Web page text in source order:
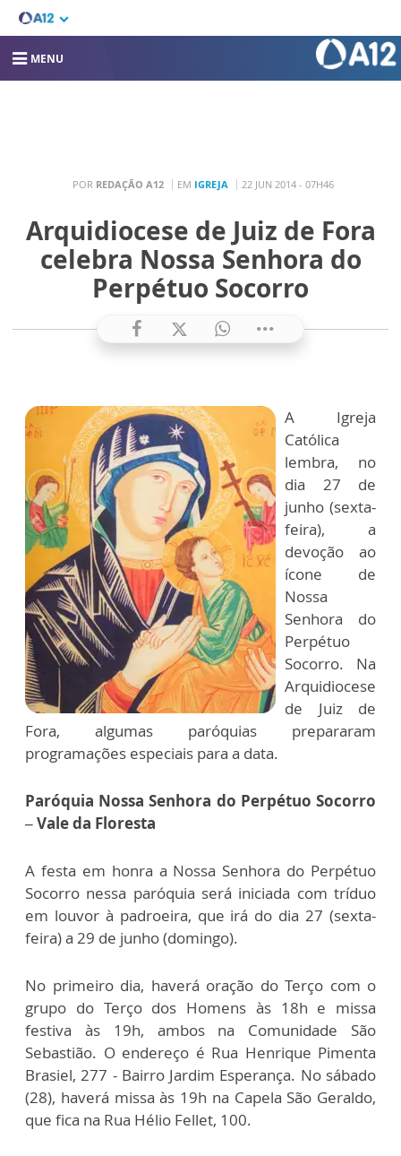
MENU
POR REDAÇÃO A12 EM IGREJA 22 JUN 2014 - 07H46
Arquidiocese de Juiz de Fora
celebra Nossa Senhora do
Perpétuo Socorro
A Igreja
Católica
lembra, no
dia 27 de
junho (sexta-
feira), a
devoção ao
ícone de
Nossa
Senhora do
Perpétuo
Socorro. Na
Arquidiocese
de Juiz de
Fora, algumas paróquias prepararam
programações especiais para a data.
Paróquia Nossa Senhora do Perpétuo Socorro
– Vale da Floresta
A festa em honra a Nossa Senhora do Perpétuo
Socorro nessa paróquia será iniciada com tríduo
em louvor à padroeira, que irá do dia 27 (sexta-
feira) a 29 de junho (domingo).
No primeiro dia, haverá oração do Terço com o
grupo do Terço dos Homens às 18h e missa
festiva às 19h, ambos na Comunidade São
Sebastião. O endereço é Rua Henrique Pimenta
Brasiel, 277 - Bairro Jardim Esperança. No sábado
(28), haverá missa às 19h na Capela São Geraldo,
que fica na Rua Hélio Fellet, 100.